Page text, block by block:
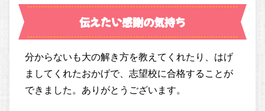
伝えたい感謝の気持ち
分からないも大の解き方を教えてくれたり、はげ
ましてくれたおかげで、志望校に合格することが
できました。ありがとうございます。